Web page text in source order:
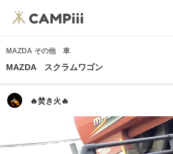
MAZDA その他 車
MAZDA スクラムワゴン
🔥焚き火🔥